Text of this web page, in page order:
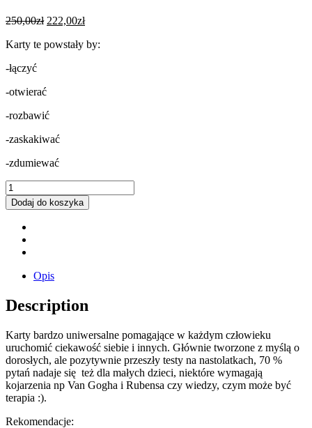
250,00zł Pierwotna
wynosiła:
222,00złAktualna
wynosi:
Karty te powstały by:
-łączyć
-otwierać
-rozbawić
-zaskakiwać
-zdumiewać
"Alchemia
Radości:
Kosmiczne
Pytania"
zestaw
pracy
i
z
ludźmi.
quantity
Dodaj do koszyka
Opis
Description
Karty bardzo uniwersalne pomagające w każdym człowieku
uruchomić ciekawość siebie i innych. Głównie tworzone z myślą o
dorosłych, ale pozytywnie przeszły testy na nastolatkach, 70 %
pytań nadaje się też dla małych dzieci, niektóre wymagają
kojarzenia np Van Gogha i Rubensa czy wiedzy, czym może być
terapia :).
Rekomendacje: